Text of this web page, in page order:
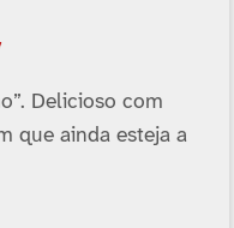
Delicioso com
que ainda esteja a